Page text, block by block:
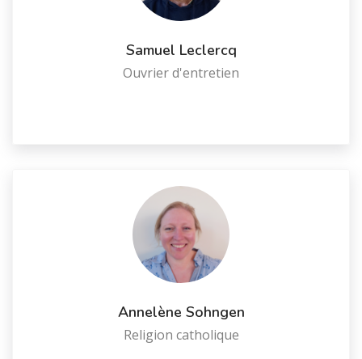
Samuel Leclercq
Ouvrier d'entretien
Annelène Sohngen
Religion catholique